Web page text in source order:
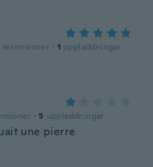
recensioner · 1 uppladdningar
· 5 uppladdningar
une pierre